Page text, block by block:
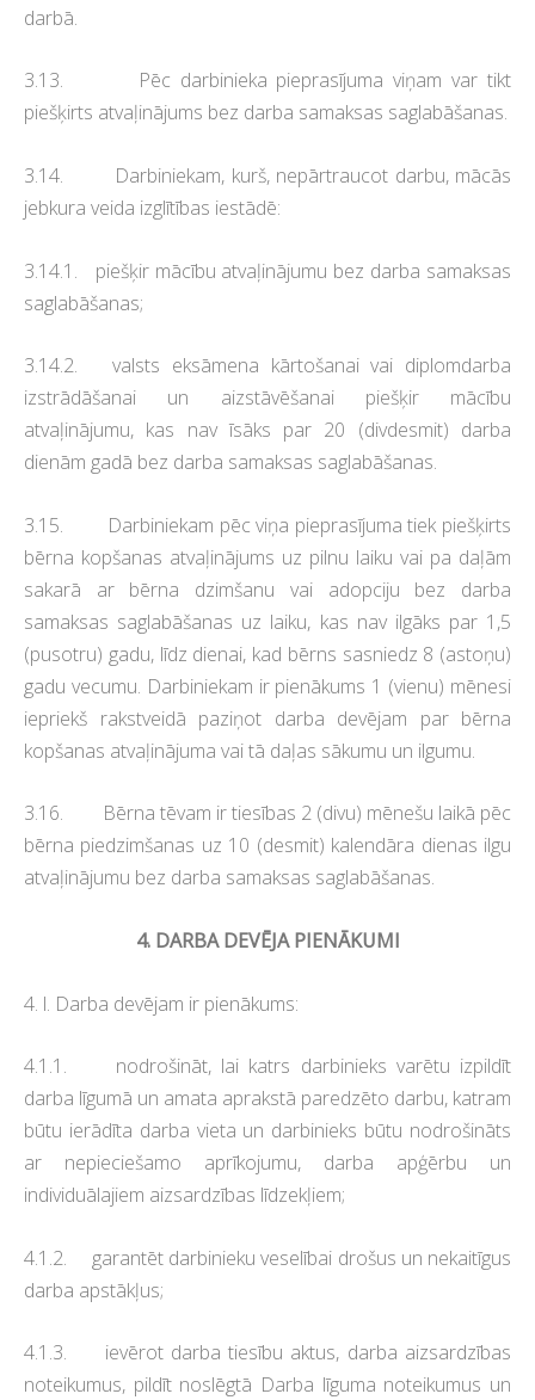
darbā.
3.13. Pēc darbinieka pieprasījuma viņam var tikt
piešķirts atvaļinājums bez darba samaksas saglabāšanas.
3.14. Darbiniekam, kurš, nepārtraucot darbu, mācās
jebkura veida izglītības iestādē:
3.14.1. piešķir mācību atvaļinājumu bez darba samaksas
saglabāšanas;
3.14.2. valsts eksāmena kārtošanai vai diplomdarba
izstrādāšanai un aizstāvēšanai piešķir mācību
atvaļinājumu, kas nav īsāks par 20 (divdesmit) darba
dienām gadā bez darba samaksas saglabāšanas.
3.15. Darbiniekam pēc viņa pieprasījuma tiek piešķirts
bērna kopšanas atvaļinājums uz pilnu laiku vai pa daļām
sakarā ar bērna dzimšanu vai adopciju bez darba
samaksas saglabāšanas uz laiku, kas nav ilgāks par 1,5
(pusotru) gadu, līdz dienai, kad bērns sasniedz 8 (astoņu)
gadu vecumu. Darbiniekam ir pienākums 1 (vienu) mēnesi
iepriekš rakstveidā paziņot darba devējam par bērna
kopšanas atvaļinājuma vai tā daļas sākumu un ilgumu.
3.16. Bērna tēvam ir tiesības 2 (divu) mēnešu laikā pēc
bērna piedzimšanas uz 10 (desmit) kalendāra dienas ilgu
atvaļinājumu bez darba samaksas saglabāšanas.
4. DARBA DEVĒJA PIENĀKUMI
4. l. Darba devējam ir pienākums:
4.1.1. nodrošināt, lai katrs darbinieks varētu izpildīt
darba līgumā un amata aprakstā paredzēto darbu, katram
būtu ierādīta darba vieta un darbinieks būtu nodrošināts
ar nepieciešamo aprīkojumu, darba apģērbu un
individuālajiem aizsardzības līdzekļiem;
4.1.2. garantēt darbinieku veselībai drošus un nekaitīgus
darba apstākļus;
4.1.3. ievērot darba tiesību aktus, darba aizsardzības
noteikumus, pildīt noslēgtā Darba līguma noteikumus un